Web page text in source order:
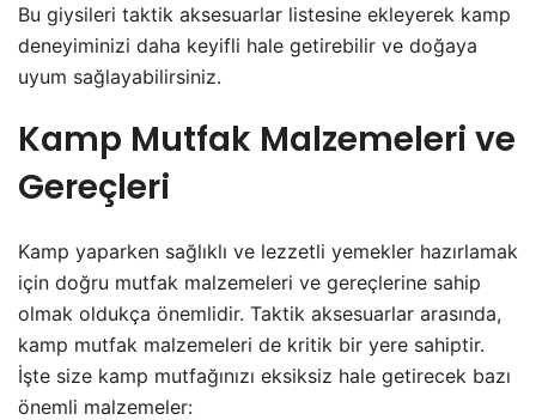
Bu giysileri taktik aksesuarlar listesine ekleyerek kamp
deneyiminizi daha keyifli hale getirebilir ve doğaya
uyum sağlayabilirsiniz.
Kamp Mutfak Malzemeleri ve
Gereçleri
Kamp yaparken sağlıklı ve lezzetli yemekler hazırlamak
için doğru mutfak malzemeleri ve gereçlerine sahip
olmak oldukça önemlidir. Taktik aksesuarlar arasında,
kamp mutfak malzemeleri de kritik bir yere sahiptir.
İşte size kamp mutfağınızı eksiksiz hale getirecek bazı
önemli malzemeler: